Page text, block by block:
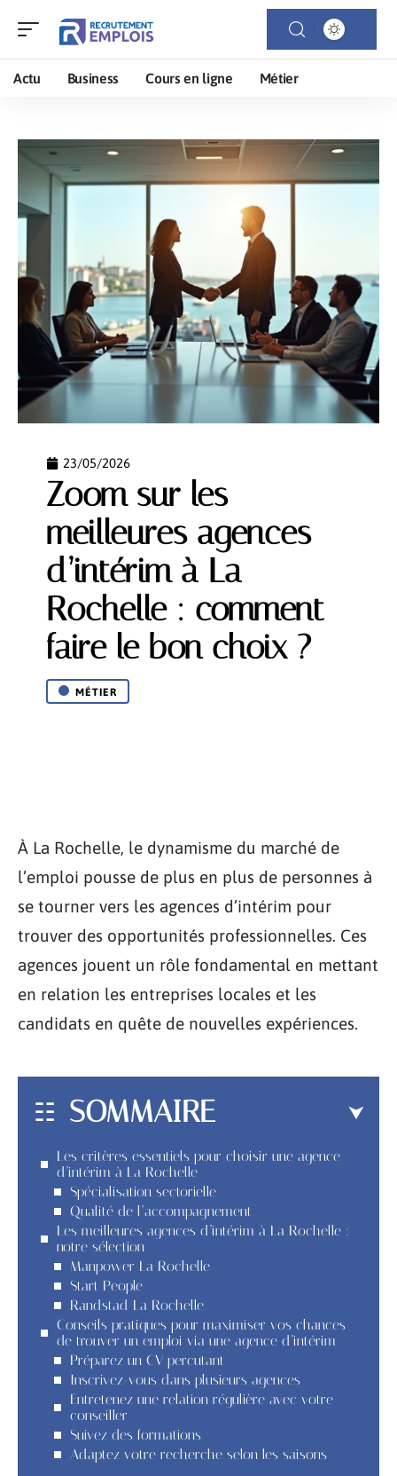
Actu Business Cours en ligne Métier
23/05/2026
Zoom sur les
meilleures agences
d’intérim à La
Rochelle : comment
faire le bon choix ?
MÉTIER
À La Rochelle, le dynamisme du marché de
l’emploi pousse de plus en plus de personnes à
se tourner vers les agences d’intérim pour
trouver des opportunités professionnelles. Ces
agences jouent un rôle fondamental en mettant
en relation les entreprises locales et les
candidats en quête de nouvelles expériences.
SOMMAIRE
Les critères essentiels pour choisir une agence
d’intérim à La Rochelle
Spécialisation sectorielle
Qualité de l’accompagnement
Les meilleures agences d’intérim à La Rochelle :
notre sélection
Manpower La Rochelle
Start People
Randstad La Rochelle
Conseils pratiques pour maximiser vos chances
de trouver un emploi via une agence d’intérim
Préparez un CV percutant
Inscrivez-vous dans plusieurs agences
Entretenez une relation régulière avec votre
conseiller
Suivez des formations
Adaptez votre recherche selon les saisons